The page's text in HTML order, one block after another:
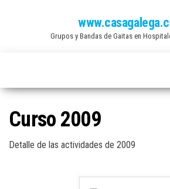
Grupos y Bandas de Gaitas en
Curso 2009
Detalle de las actividades de 2009